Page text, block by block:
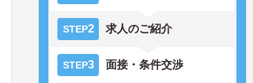
STEP2 求人のご紹介
STEP3 面接・条件交渉